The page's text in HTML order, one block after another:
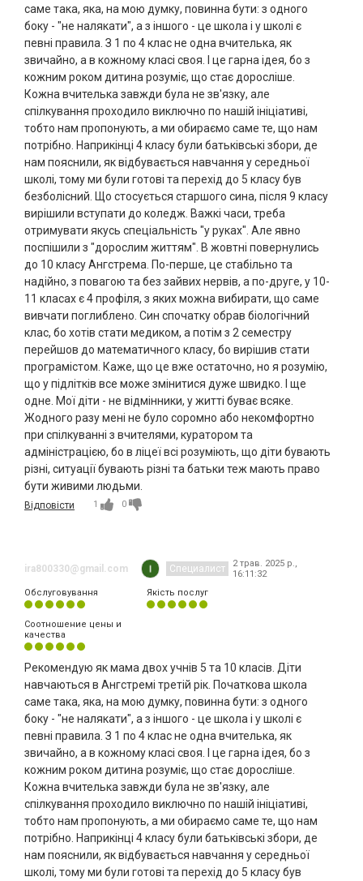
саме така, яка, на мою думку, повинна бути: з одного
боку - "не налякати", а з іншого - це школа і у школі є
певні правила. З 1 по 4 клас не одна вчителька, як
звичайно, а в кожному класі своя. І це гарна ідея, бо з
кожним роком дитина розуміє, що стає доросліше.
Кожна вчителька завжди була не зв'язку, але
спілкування проходило виключно по нашій ініціативі,
тобто нам пропонують, а ми обираємо саме те, що нам
потрібно. Наприкінці 4 класу були батьківські збори, де
нам пояснили, як відбувається навчання у середньої
школі, тому ми були готові та перехід до 5 класу був
безболісний. Що стосується старшого сина, після 9 класу
вирішили вступати до коледж. Важкі часи, треба
отримувати якусь спеціальність "у руках". Але явно
поспішили з "дорослим життям". В жовтні повернулись
до 10 класу Ангстрема. По-перше, це стабільно та
надійно, з повагою та без зайвих нервів, а по-друге, у 10-
11 класах є 4 профіля, з яких можна вибирати, що саме
вивчати поглиблено. Син спочатку обрав біологічний
клас, бо хотів стати медиком, а потім з 2 семестру
перейшов до математичного класу, бо вирішив стати
програмістом. Каже, що це вже остаточно, но я розумію,
що у підлітків все може змінитися дуже швидко. І ще
одне. Мої діти - не відмінники, у житті буває всяке.
Жодного разу мені не було соромно або некомфортно
при спілкуванні з вчителями, куратором та
адміністрацією, бо в ліцеї всі розуміють, що діти бувають
різні, ситуації бувають різні та батьки теж мають право
бути живими людьми.
Відповісти 1 0
ira800330@gmail.com Специалист
2 трав. 2025 р.,
16:11:32
Обслуговування
Якість послуг
Соотношение цены и
качества
Рекомендую як мама двох учнів 5 та 10 класів. Діти
навчаються в Ангстремі третій рік. Початкова школа
саме така, яка, на мою думку, повинна бути: з одного
боку - "не налякати", а з іншого - це школа і у школі є
певні правила. З 1 по 4 клас не одна вчителька, як
звичайно, а в кожному класі своя. І це гарна ідея, бо з
кожним роком дитина розуміє, що стає доросліше.
Кожна вчителька завжди була не зв'язку, але
спілкування проходило виключно по нашій ініціативі,
тобто нам пропонують, а ми обираємо саме те, що нам
потрібно. Наприкінці 4 класу були батьківські збори, де
нам пояснили, як відбувається навчання у середньої
школі, тому ми були готові та перехід до 5 класу був